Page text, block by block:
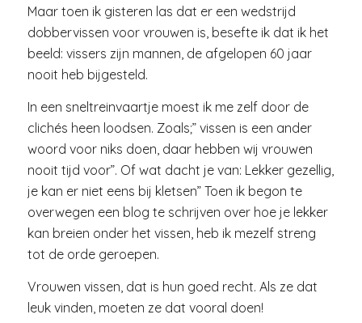
Maar toen ik gisteren las dat er een wedstrijd
dobbervissen voor vrouwen is, besefte ik dat ik het
beeld: vissers zijn mannen, de afgelopen 60 jaar
nooit heb bijgesteld.
In een sneltreinvaartje moest ik me zelf door de
clichés heen loodsen. Zoals;” vissen is een ander
woord voor niks doen, daar hebben wij vrouwen
nooit tijd voor”. Of wat dacht je van: Lekker gezellig,
je kan er niet eens bij kletsen” Toen ik begon te
overwegen een blog te schrijven over hoe je lekker
kan breien onder het vissen, heb ik mezelf streng
tot de orde geroepen.
Vrouwen vissen, dat is hun goed recht. Als ze dat
leuk vinden, moeten ze dat vooral doen!